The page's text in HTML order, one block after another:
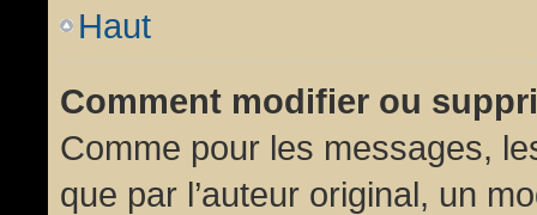
Haut
Comment modifier ou
Comme pour les messages,
que par l’auteur original, un